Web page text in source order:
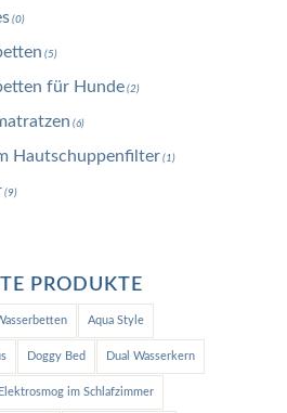
(0)
(5)
für Hunde (2)
(6)
Hautschuppenfilter (1)
(9)
PRODUKTE
Aqua Style
Doggy Bed Dual Wasserkern
Elektrosmog im Schlafzimmer